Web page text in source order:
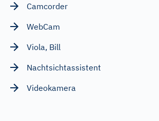
Camcorder
WebCam
Viola, Bill
Nachtsichtassistent
Videokamera